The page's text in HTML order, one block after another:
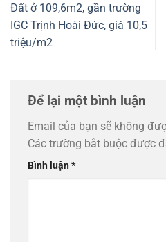
Đất ở 109,6m2, gần trường
IGC Trịnh Hoài Đức, giá 10,5
triệu/m2
Để lại một bình luận
Email của bạn sẽ không
Các trường bắt buộc được
Bình luận*